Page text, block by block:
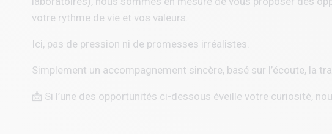
votre rythme de vie et vos valeurs.
Ici, pas de pression ni de promesses irréalistes.
Simplement un accompagnement sincère, basé sur l’écoute, la
📩 Si l’une des opportunités ci-dessous éveille votre curiosité,